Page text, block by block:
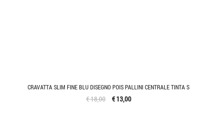
CRAVATTA SLIM FINE BLU DISEGNO POIS PALLINI CENTRALE TINTA S
€ 18,00 € 13,00